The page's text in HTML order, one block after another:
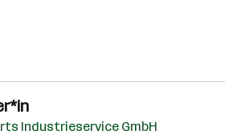
Industrieservice GmbH